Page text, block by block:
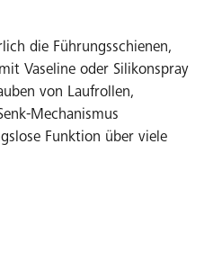
die Führungsschienen,
Vaseline oder Silikonspray
von Laufrollen,
Mechanismus
Funktion über viele